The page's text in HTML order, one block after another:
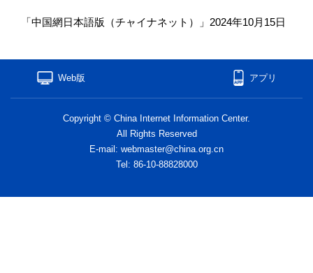
「中国網日本語版（チャイナネット）」2024年10月15日
Web版 アプリ
Copyright © China Internet Information Center.
All Rights Reserved
E-mail: webmaster@china.org.cn
Tel: 86-10-88828000